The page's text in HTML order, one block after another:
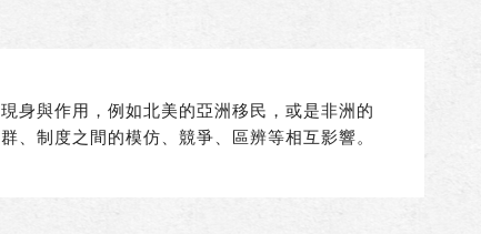
身與作用，例如北美的亞洲移民，或是非洲的
、制度之間的模仿、競爭、區辨等相互影響。